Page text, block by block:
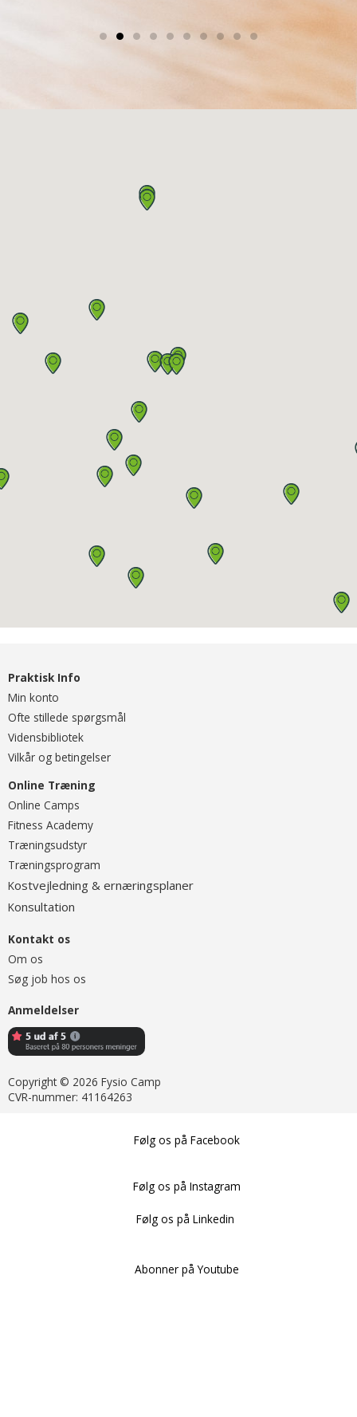
Praktisk Info
Min konto
Ofte stillede spørgsmål
Vidensbibliotek
Vilkår og betingelser
Online Træning
Online Camps
Fitness Academy
Træningsudstyr
Træningsprogram
Kostvejledning & ernæringsplaner
Konsultation
Kontakt os
Om os
Søg job hos os
Anmeldelser
Copyright © 2026 Fysio Camp
CVR-nummer: 41164263
Følg os på Facebook
Følg os på Instagram
Følg os på Linkedin
Abonner på Youtube